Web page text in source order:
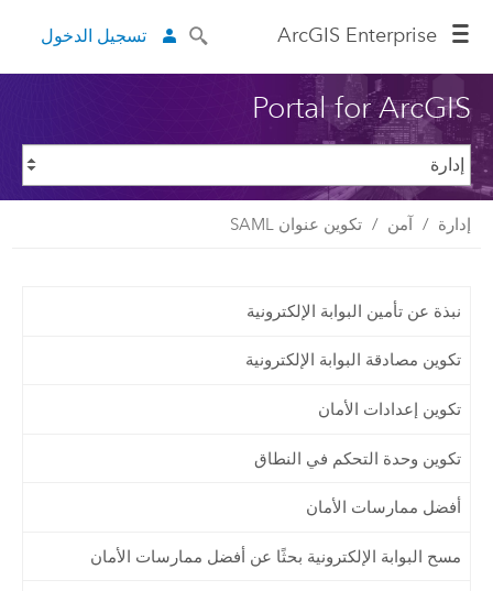
ArcGIS Enterprise تسجيل الدخول
Portal for ArcGIS
إدارة آمن تكوين عنوان SAML
نبذة عن تأمين البوابة الإلكترونية
تكوين مصادقة البوابة الإلكترونية
تكوين إعدادات الأمان
تكوين وحدة التحكم في النطاق
أفضل ممارسات الأمان
مسح البوابة الإلكترونية بحثًا عن أفضل ممارسات الأمان